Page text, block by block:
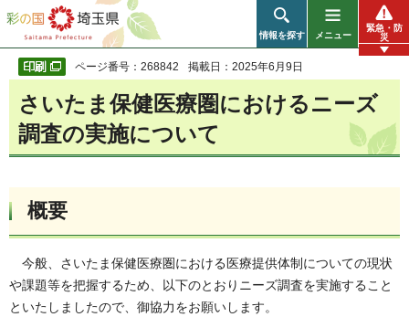
彩の国 埼玉県
情報を探す メニュー
緊急・防
災
ページ番号：268842 掲載日：2025年6月9日
さいたま保健医療圏におけるニーズ
調査の実施について
概要
今般、さいたま保健医療圏における医療提供体制についての現状
や課題等を把握するため、以下のとおりニーズ調査を実施すること
といたしましたので、御協力をお願いします。